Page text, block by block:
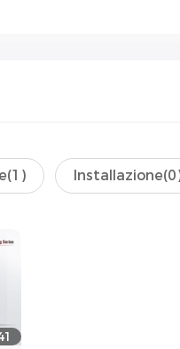
1 ) Installazione(0